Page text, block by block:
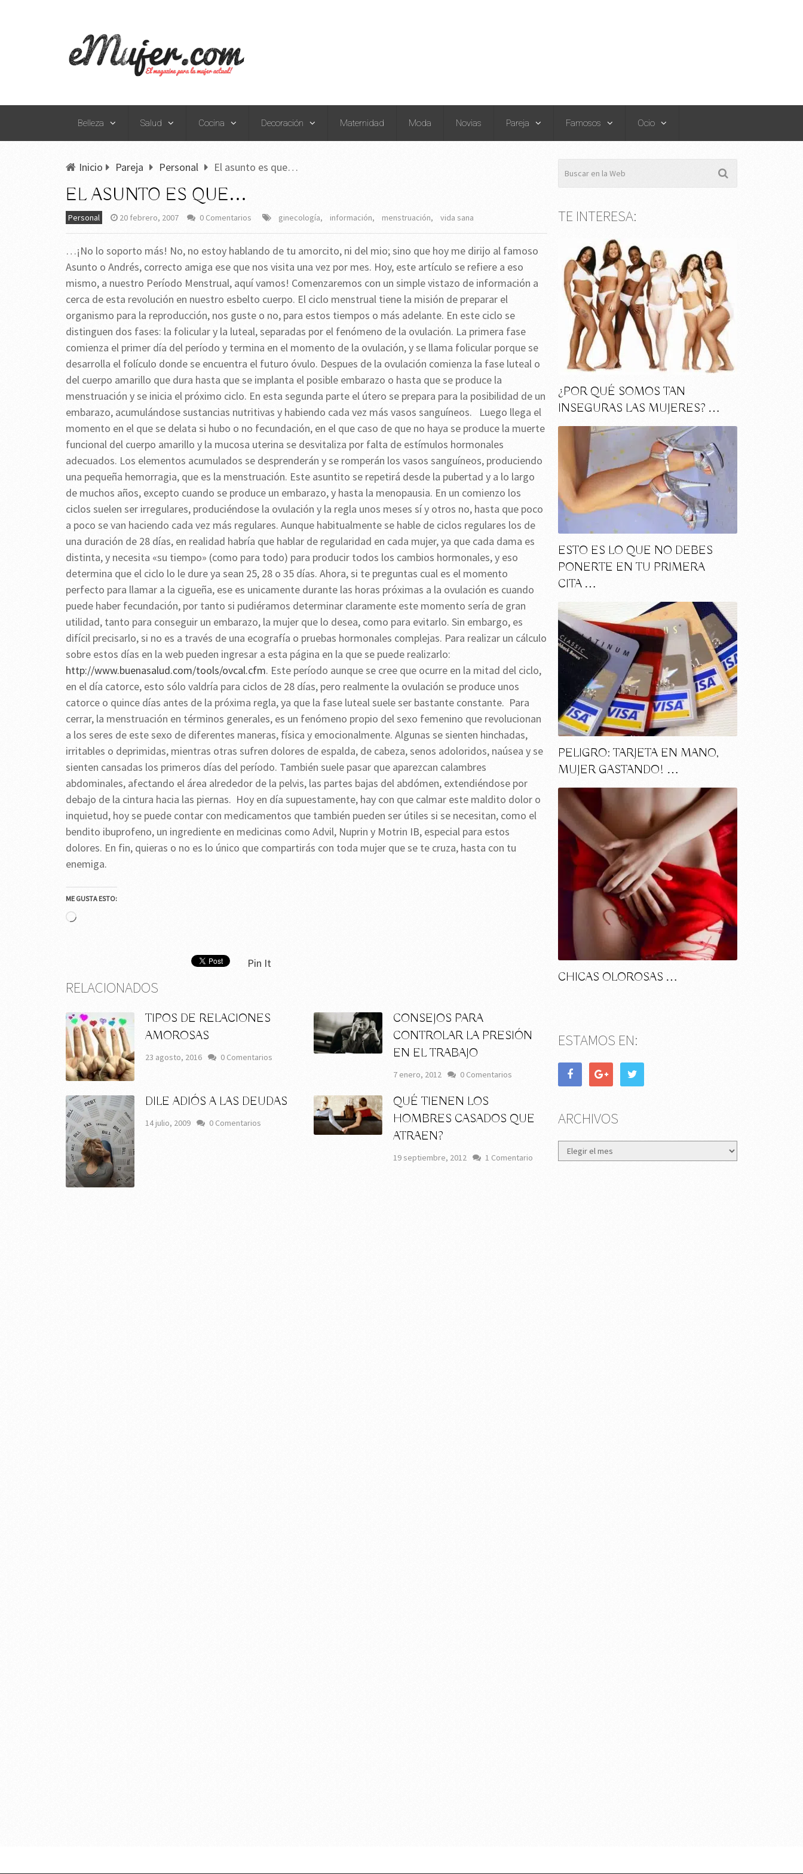
Belleza Salud Cocina Decoración Maternidad Moda Novias Pareja Famosos Ocio
Inicio Pareja Personal El asunto es que…
EL ASUNTO ES QUE…
Personal 20 febrero, 2007 0 Comentarios ginecología, información, menstruación, vida sana
…¡No lo soporto más! No, no estoy hablando de tu amorcito, ni del mio; sino que hoy me dirijo al famoso
Asunto o Andrés, correcto amiga ese que nos visita una vez por mes. Hoy, este artículo se refiere a eso
mismo, a nuestro Período Menstrual, aquí vamos! Comenzaremos con un simple vistazo de información a
cerca de esta revolución en nuestro esbelto cuerpo. El ciclo menstrual tiene la misión de preparar el
organismo para la reproducción, nos guste o no, para estos tiempos o más adelante. En este ciclo se
distinguen dos fases: la folicular y la luteal, separadas por el fenómeno de la ovulación. La primera fase
comienza el primer día del período y termina en el momento de la ovulación, y se llama folicular porque se
desarrolla el folículo donde se encuentra el futuro óvulo. Despues de la ovulación comienza la fase luteal o
del cuerpo amarillo que dura hasta que se implanta el posible embarazo o hasta que se produce la
menstruación y se inicia el próximo ciclo. En esta segunda parte el útero se prepara para la posibilidad de un
embarazo, acumulándose sustancias nutritivas y habiendo cada vez más vasos sanguíneos. Luego llega el
momento en el que se delata si hubo o no fecundación, en el que caso de que no haya se produce la muerte
funcional del cuerpo amarillo y la mucosa uterina se desvitaliza por falta de estímulos hormonales
adecuados. Los elementos acumulados se desprenderán y se romperán los vasos sanguíneos, produciendo
una pequeña hemorragia, que es la menstruación. Este asuntito se repetirá desde la pubertad y a lo largo
de muchos años, excepto cuando se produce un embarazo, y hasta la menopausia. En un comienzo los
ciclos suelen ser irregulares, produciéndose la ovulación y la regla unos meses sí y otros no, hasta que poco
a poco se van haciendo cada vez más regulares. Aunque habitualmente se hable de ciclos regulares los de
una duración de 28 días, en realidad habría que hablar de regularidad en cada mujer, ya que cada dama es
distinta, y necesita «su tiempo» (como para todo) para producir todos los cambios hormonales, y eso
determina que el ciclo lo le dure ya sean 25, 28 o 35 días. Ahora, si te preguntas cual es el momento
perfecto para llamar a la cigueña, ese es unicamente durante las horas próximas a la ovulación es cuando
puede haber fecundación, por tanto si pudiéramos determinar claramente este momento sería de gran
utilidad, tanto para conseguir un embarazo, la mujer que lo desea, como para evitarlo. Sin embargo, es
difícil precisarlo, si no es a través de una ecografía o pruebas hormonales complejas. Para realizar un cálculo
sobre estos días en la web pueden ingresar a esta página en la que se puede realizarlo:
http://www.buenasalud.com/tools/ovcal.cfm. Este período aunque se cree que ocurre en la mitad del ciclo,
en el día catorce, esto sólo valdría para ciclos de 28 días, pero realmente la ovulación se produce unos
catorce o quince días antes de la próxima regla, ya que la fase luteal suele ser bastante constante. Para
cerrar, la menstruación en términos generales, es un fenómeno propio del sexo femenino que revolucionan
a los seres de este sexo de diferentes maneras, física y emocionalmente. Algunas se sienten hinchadas,
irritables o deprimidas, mientras otras sufren dolores de espalda, de cabeza, senos adoloridos, naúsea y se
sienten cansadas los primeros días del período. También suele pasar que aparezcan calambres
abdominales, afectando el área alrededor de la pelvis, las partes bajas del abdómen, extendiéndose por
debajo de la cintura hacia las piernas. Hoy en día supuestamente, hay con que calmar este maldito dolor o
inquietud, hoy se puede contar con medicamentos que también pueden ser útiles si se necesitan, como el
bendito ibuprofeno, un ingrediente en medicinas como Advil, Nuprin y Motrin IB, especial para estos
dolores. En fin, quieras o no es lo único que compartirás con toda mujer que se te cruza, hasta con tu
enemiga.
ME GUSTA ESTO:
Cargando...
Pin It
RELACIONADOS
TIPOS DE RELACIONES
AMOROSAS
23 agosto, 2016 0 Comentarios
CONSEJOS PARA
CONTROLAR LA PRESIÓN
EN EL TRABAJO
7 enero, 2012 0 Comentarios
DILE ADIÓS A LAS DEUDAS
14 julio, 2009 0 Comentarios
QUÉ TIENEN LOS
HOMBRES CASADOS QUE
ATRAEN?
19 septiembre, 2012 1 Comentario
TE INTERESA:
¿POR QUÉ SOMOS TAN
INSEGURAS LAS MUJERES? …
ESTO ES LO QUE NO DEBES
PONERTE EN TU PRIMERA
CITA …
PELIGRO: TARJETA EN MANO,
MUJER GASTANDO! …
CHICAS OLOROSAS …
ESTAMOS EN:
ARCHIVOS
Archivos